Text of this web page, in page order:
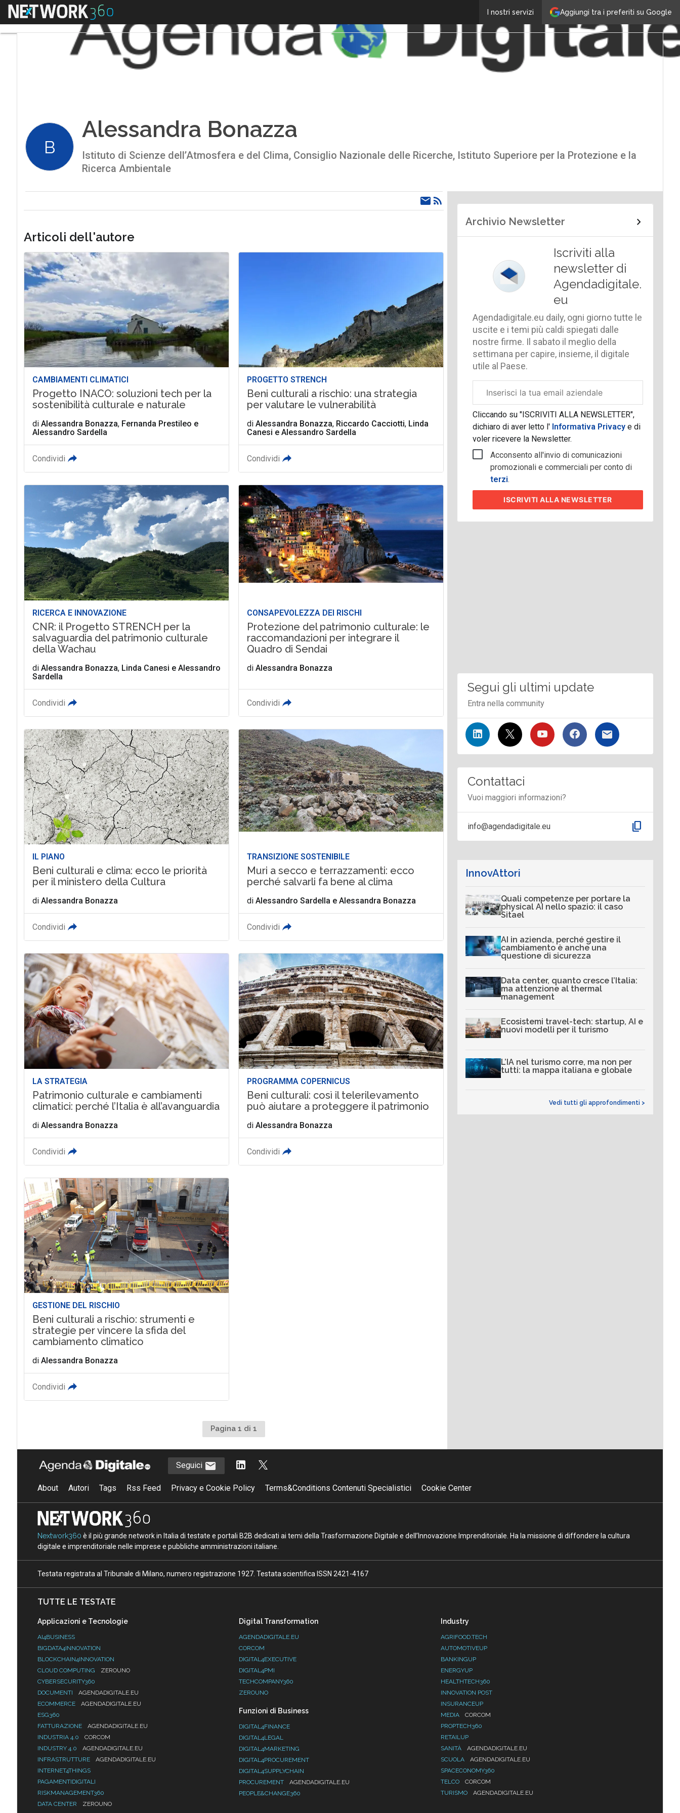
Aggiungi tra i preferiti su Google
I nostri servizi
Menu
B
Alessandra Bonazza
Istituto di Scienze dell’Atmosfera e del Clima, Consiglio Nazionale delle Ricerche, Istituto Superiore per la Protezione e la
Ricerca Ambientale
Articoli dell'autore
CAMBIAMENTI CLIMATICI
Progetto INACO: soluzioni tech per la
sostenibilità culturale e naturale
di Alessandra Bonazza, Fernanda Prestileo e
Alessandro Sardella
Condividi
PROGETTO STRENCH
Beni culturali a rischio: una strategia
per valutare le vulnerabilità
diAlessandra Bonazza, Riccardo Cacciotti, Linda
Canesi eAlessandro Sardella
Condividi
RICERCA E INNOVAZIONE
CNR: il Progetto STRENCH per la
salvaguardia del patrimonio culturale
della Wachau
di Alessandra Bonazza, Linda Canesi e Alessandro
Sardella
Condividi
CONSAPEVOLEZZA DEI RISCHI
Protezione del patrimonio culturale: le
raccomandazioni per integrare il
Quadro di Sendai
diAlessandra Bonazza
Condividi
IL PIANO
Beni culturali e clima: ecco le priorità
per il ministero della Cultura
di Alessandra Bonazza
Condividi
TRANSIZIONE SOSTENIBILE
Muri a secco e terrazzamenti: ecco
perché salvarli fa bene al clima
diAlessandro Sardella eAlessandra Bonazza
Condividi
LA STRATEGIA
Patrimonio culturale e cambiamenti
climatici: perché l’Italia è all’avanguardia
di Alessandra Bonazza
Condividi
PROGRAMMA COPERNICUS
Beni culturali: così il telerilevamento
può aiutare a proteggere il patrimonio
diAlessandra Bonazza
Condividi
GESTIONE DEL RISCHIO
Beni culturali a rischio: strumenti e
strategie per vincere la sfida del
cambiamento climatico
di Alessandra Bonazza
Condividi
Pagina 1 di 1
Archivio Newsletter
Iscriviti alla
newsletter di
Agendadigitale.
eu
Agendadigitale.eu daily, ogni giorno tutte le
uscite e i temi più caldi spiegati dalle
nostre firme. Il sabato il meglio della
settimana per capire, insieme, il digitale
utile al Paese.
aziendale
Cliccando su "ISCRIVITI ALLA NEWSLETTER",
dichiaro di aver letto l' Informativa Privacye di
voler ricevere la Newsletter.
Acconsento all'invio di comunicazioni
promozionali e commerciali per conto di
terzi.
ISCRIVITIALLA NEWSLETTER
Segui gli ultimi update
Entra nella community
Contattaci
Vuoi maggiori informazioni?
info@agendadigitale.eu content_copy
InnovAttori
Quali competenze per portare la
physical AI nello spazio: il caso
Sitael
AI in azienda, perché gestire il
cambiamento è anche una
questione di sicurezza
Data center, quanto cresce l’Italia:
ma attenzione al thermal
management
Ecosistemi travel-tech: startup, AI e
nuovi modelli per il turismo
L’IA nel turismo corre, ma non per
tutti: la mappa italiana e globale
Vedi tutti gli approfondimenti >
Seguici
About Autori Tags Rss Feed Privacy e Cookie Policy Terms&Conditions Contenuti Specialistici Cookie Center
Nextwork360 è il più grande network in Italia di testate e portali B2B dedicati ai temi della Trasformazione Digitale e dell’Innovazione Imprenditoriale. Ha la missione di diffondere la cultura
digitale e imprenditoriale nelle imprese e pubbliche amministrazioni italiane.
Testata registrata al Tribunale di Milano, numero registrazione 1927. Testata scientifica ISSN 2421-4167
TUTTE LE TESTATE
Applicazioni e Tecnologie
AI4BUSINESS
BIGDATA4INNOVATION
BLOCKCHAIN4INNOVATION
CLOUD COMPUTING
ZEROUNO
CYBERSECURITY360
DOCUMENTI
AGENDADIGITALE.EU
ECOMMERCE
AGENDADIGITALE.EU
ESG360
FATTURAZIONE
AGENDADIGITALE.EU
INDUSTRIA 4.0
CORCOM
INDUSTRY 4.0
AGENDADIGITALE.EU
INFRASTRUTTURE
AGENDADIGITALE.EU
INTERNET4THINGS
PAGAMENTIDIGITALI
RISKMANAGEMENT360
DATA CENTER
ZEROUNO
Digital Transformation
AGENDADIGITALE.EU
CORCOM
DIGITAL4EXECUTIVE
DIGITAL4PMI
TECHCOMPANY360
ZEROUNO
Funzioni di Business
DIGITAL4FINANCE
DIGITAL4LEGAL
DIGITAL4MARKETING
DIGITAL4PROCUREMENT
DIGITAL4SUPPLYCHAIN
PROCUREMENT
AGENDADIGITALE.EU
PEOPLE&CHANGE360
Industry
AGRIFOOD.TECH
AUTOMOTIVEUP
BANKINGUP
ENERGYUP
HEALTHTECH360
INNOVATION POST
INSURANCEUP
MEDIA
CORCOM
PROPTECH360
RETAILUP
SANITÀ
AGENDADIGITALE.EU
SCUOLA
AGENDADIGITALE.EU
SPACECONOMY360
TELCO
CORCOM
TURISMO
AGENDADIGITALE.EU